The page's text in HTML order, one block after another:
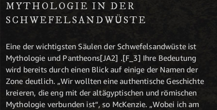
MYTHOLOGIE IN DER
SCHWEFELSANDWÜSTE
Eine der wichtigsten Säulen der Schwefelsandwüste ist
Mythologie und Pantheons[JA2] .[F_3] Ihre Bedeutung
wird bereits durch einen Blick auf einige der Namen der
Zone deutlich. „Wir wollten eine authentische Geschichte
kreieren, die eng mit der altägyptischen und römischen
Mythologie verbunden ist“, so McKenzie. „Wobei ich am